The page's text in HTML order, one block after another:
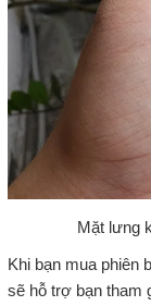
Mặt lưng
Khi bạn mua phiên
sẽ hỗ trợ bạn tham